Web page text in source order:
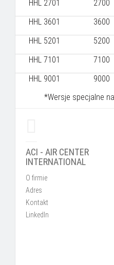
HHL 2701
2700
HHL 3601
3600
HHL 5201
5200
HHL 7101
7100
HHL 9001
9000
*Wersje specjalne na
ACI - AIR CENTER
INTERNATIONAL
O firmie
Adres
Kontakt
LinkedIn